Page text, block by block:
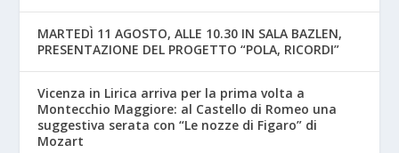
MARTEDÌ 11 AGOSTO, ALLE 10.30 IN SALA BAZLEN,
PRESENTAZIONE DEL PROGETTO “POLA, RICORDI”
Vicenza in Lirica arriva per la prima volta a
Montecchio Maggiore: al Castello di Romeo una
suggestiva serata con “Le nozze di Figaro” di
Mozart